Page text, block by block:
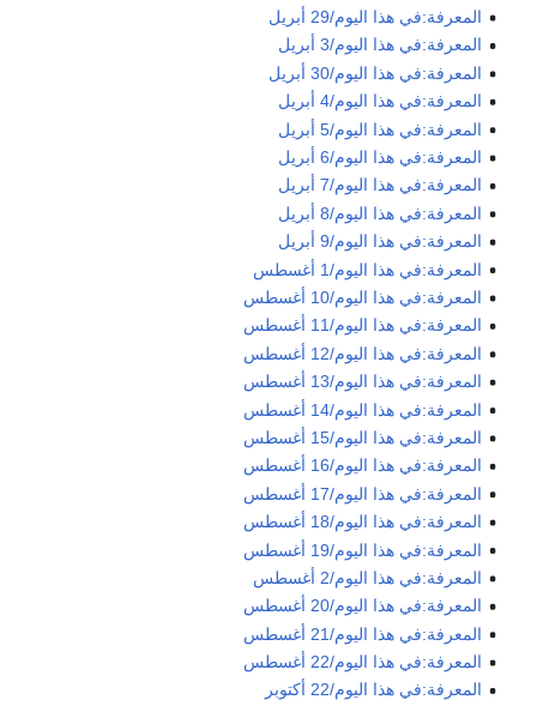
المعرفة:في هذا اليوم/29 أبريل
المعرفة:في هذا اليوم/3 أبريل
المعرفة:في هذا اليوم/30 أبريل
المعرفة:في هذا اليوم/4 أبريل
المعرفة:في هذا اليوم/5 أبريل
المعرفة:في هذا اليوم/6 أبريل
المعرفة:في هذا اليوم/7 أبريل
المعرفة:في هذا اليوم/8 أبريل
المعرفة:في هذا اليوم/9 أبريل
المعرفة:في هذا اليوم/1 أغسطس
المعرفة:في هذا اليوم/10 أغسطس
المعرفة:في هذا اليوم/11 أغسطس
المعرفة:في هذا اليوم/12 أغسطس
المعرفة:في هذا اليوم/13 أغسطس
المعرفة:في هذا اليوم/14 أغسطس
المعرفة:في هذا اليوم/15 أغسطس
المعرفة:في هذا اليوم/16 أغسطس
المعرفة:في هذا اليوم/17 أغسطس
المعرفة:في هذا اليوم/18 أغسطس
المعرفة:في هذا اليوم/19 أغسطس
المعرفة:في هذا اليوم/2 أغسطس
المعرفة:في هذا اليوم/20 أغسطس
المعرفة:في هذا اليوم/21 أغسطس
المعرفة:في هذا اليوم/22 أغسطس
المعرفة:في هذا اليوم/22 أكتوبر